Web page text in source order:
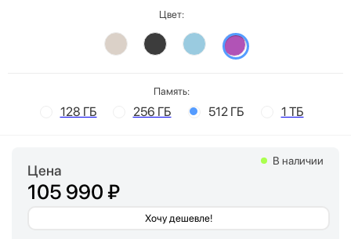
Цвет:
Память:
128 ГБ 256 ГБ 512 ГБ 1 ТБ
Цена
105 990 ₽
Хочу дешевле!
В наличии